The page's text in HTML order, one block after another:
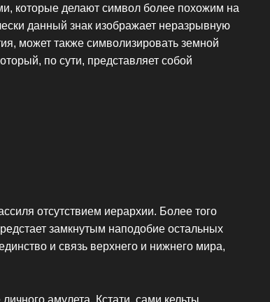
которые делают символ более похожим на
данный знак изображает неразрывную
может также символизировать земной
по сути, представляет собой
отсутствием иерархии. Более того
замкнутым наподобие остальных
и связь верхнего и нижнего мира,
амулета. Кстати, сами кельты